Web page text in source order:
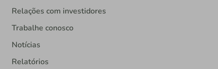
Relações com investidores
Trabalhe conosco
Notícias
Relatórios